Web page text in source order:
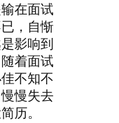
在面试
，自惭
影响到
着面试
不知不
慢失去
历。